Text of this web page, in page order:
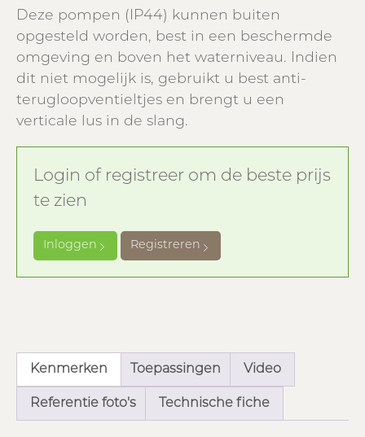
Deze pompen (IP44) kunnen buiten
opgesteld worden, best in een beschermde
omgeving en boven het waterniveau. Indien
dit niet mogelijk is, gebruikt u best anti-
terugloopventieltjes en brengt u een
verticale lus in de slang.
Login of registreer om de beste prijs
te zien
Inloggen Registreren
Kenmerken Toepassingen Video
Referentie foto's Technische fiche